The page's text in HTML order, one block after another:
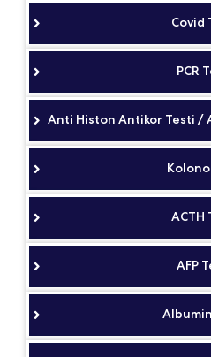
Covid
PCR
Anti Histon Antikor Testi
ACTH
AFP